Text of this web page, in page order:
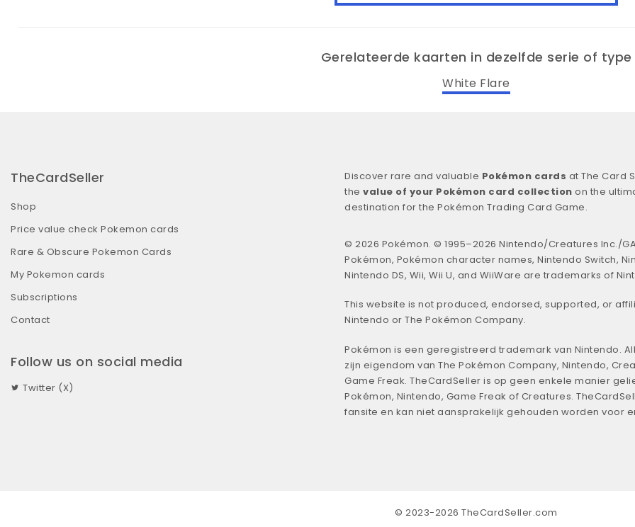
Gerelateerde kaarten in dezelfde serie of type
White Flare
TheCardSeller
Shop
Price value check Pokemon cards
Rare & Obscure Pokemon Cards
My Pokemon cards
Subscriptions
Contact
Follow us on social media
Twitter (X)
Discover rare and valuable Pokémon cards at The Card
the value of your Pokémon card collection on the
destination for the Pokémon Trading Card Game.
© 2026 Pokémon. © 1995–2026 Nintendo/Creatures Inc./
Pokémon, Pokémon character names, Nintendo Switch,
Nintendo DS, Wii, Wii U, and WiiWare are trademarks of
This website is not produced, endorsed, supported, or
Nintendo or The Pokémon Company.
Pokémon is een geregistreerd trademark van Nintendo.
zijn eigendom van The Pokémon Company, Nintendo,
Game Freak. TheCardSeller is op geen enkele manier
Pokémon, Nintendo, Game Freak of Creatures.
fansite en kan niet aansprakelijk gehouden worden voor
© 2023-2026 TheCardSeller.com